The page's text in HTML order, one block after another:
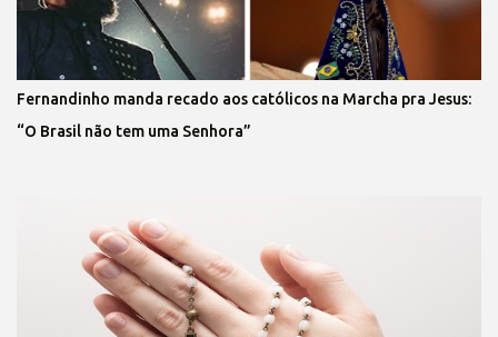
Fernandinho manda recado aos católicos na Marcha pra Jesus:
“O Brasil não tem uma Senhora”